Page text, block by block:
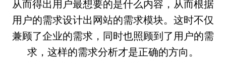
从而得出用户最想要的是什么内容，从而根据
用户的需求设计出网站的需求模块。这时不仅
兼顾了企业的需求，同时也照顾到了用户的需
求，这样的需求分析才是正确的方向。